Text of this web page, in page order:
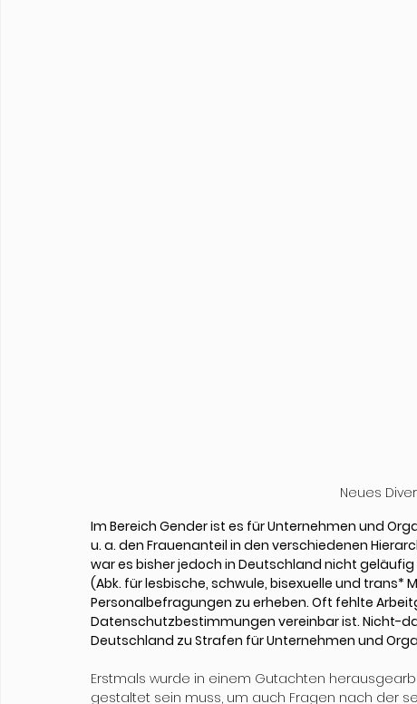
Neues
Im Bereich Gender ist es für Unternehmen und
u. a. den Frauenanteil in den verschiedenen
war es bisher jedoch in Deutschland nicht
(Abk. für lesbische, schwule, bisexuelle und trans*
Personalbefragungen zu erheben. Oft fehlte
Datenschutzbestimmungen vereinbar ist. Nicht-
Deutschland zu Strafen für Unternehmen und
Erstmals wurde in einem Gutachten
gestaltet sein muss, um auch Fragen nach der